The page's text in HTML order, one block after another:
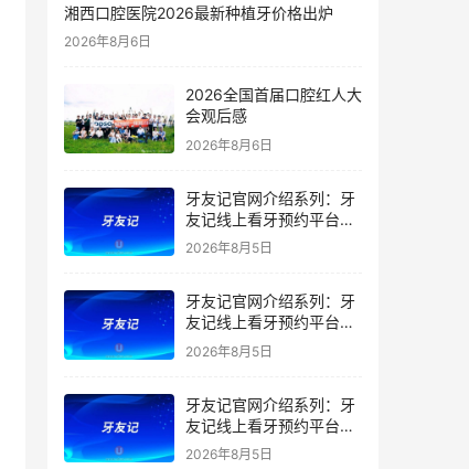
湘西口腔医院2026最新种植牙价格出炉
2026年8月6日
2026全国首届口腔红人大
会观后感
2026年8月6日
牙友记官网介绍系列：牙
友记线上看牙预约平台是
干什么的？靠谱吗？
2026年8月5日
牙友记官网介绍系列：牙
友记线上看牙预约平台让
看牙不再靠运气
2026年8月5日
牙友记官网介绍系列：牙
友记线上看牙预约平台打
破口腔行业专业壁垒新手
2026年8月5日